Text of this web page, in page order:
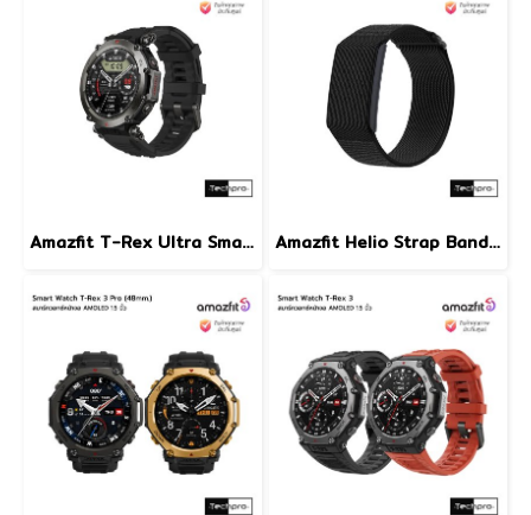
Amazfit T-Rex Ultra Smart Watch สมาร์ทวอทช์หน้าจอ AMOLED 1.39 นิ้ว รุ่น T-Rex Ultra Amazfit Helio Strap Band สายรัดข้อมืออัจฉริยะมาตรฐานการกันน้ำ5ATM รุ่น Helio Strap